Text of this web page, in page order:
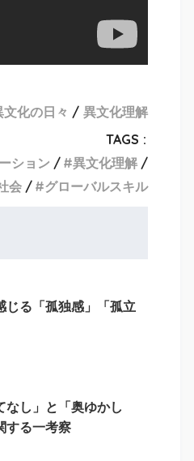
文化の日々
異文化理解
TAGS :
ション
異文化理解
会 グローバルスキル
じる「孤独感」「孤立
なし」と「奥ゆかし
する一考察